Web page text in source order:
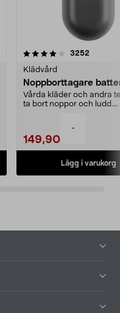
-
3252
Klädvård
Noppborttagare
Vårda kläder och andra
ta bort noppor och ludd.
149,90
Lägg i varukorg
4.5av 5 stjärnor